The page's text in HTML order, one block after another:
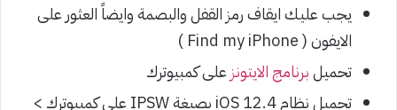
يجب عليك ايقاف رمز القفل والبصمة وايضاً العثور على
الايفون ( Find my iPhone )
تحميلبرنامج الايتونزعلى كمبيوترك
تحميل نظام iOS 12.4 بصيغة IPSW على كمبيوترك >